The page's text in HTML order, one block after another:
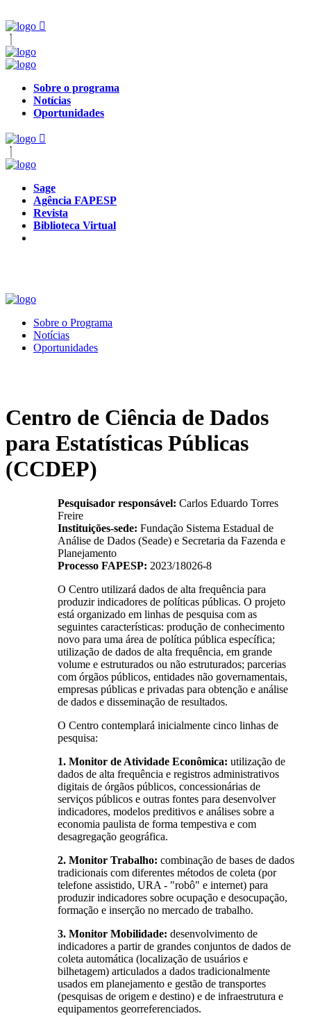
Sobre o programa
Notícias
Oportunidades
Sage
Agência FAPESP
Revista
Biblioteca Virtual
Sobre o Programa
Notícias
Oportunidades
Centro de Ciência de Dados
para Estatísticas Públicas
(CCDEP)
Pesquisador responsável: Carlos Eduardo Torres
Freire
Instituições-sede: Fundação Sistema Estadual de
Análise de Dados (Seade) e Secretaria da Fazenda e
Planejamento
Processo FAPESP: 2023/18026-8
O Centro utilizará dados de alta frequência para
produzir indicadores de políticas públicas. O projeto
está organizado em linhas de pesquisa com as
seguintes características: produção de conhecimento
novo para uma área de política pública específica;
utilização de dados de alta frequência, em grande
volume e estruturados ou não estruturados; parcerias
com órgãos públicos, entidades não governamentais,
empresas públicas e privadas para obtenção e análise
de dados e disseminação de resultados.
O Centro contemplará inicialmente cinco linhas de
pesquisa:
1. Monitor de Atividade Econômica: utilização de
dados de alta frequência e registros administrativos
digitais de órgãos públicos, concessionárias de
serviços públicos e outras fontes para desenvolver
indicadores, modelos preditivos e análises sobre a
economia paulista de forma tempestiva e com
desagregação geográfica.
2. Monitor Trabalho: combinação de bases de dados
tradicionais com diferentes métodos de coleta (por
telefone assistido, URA - "robô" e internet) para
produzir indicadores sobre ocupação e desocupação,
formação e inserção no mercado de trabalho.
3. Monitor Mobilidade: desenvolvimento de
indicadores a partir de grandes conjuntos de dados de
coleta automática (localização de usuários e
bilhetagem) articulados a dados tradicionalmente
usados em planejamento e gestão de transportes
(pesquisas de origem e destino) e de infraestrutura e
equipamentos georreferenciados.